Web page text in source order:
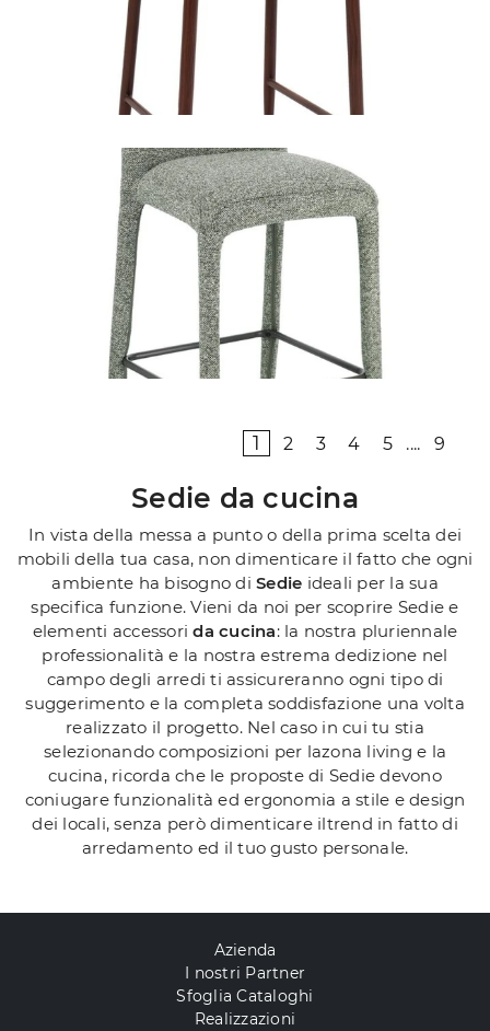
1 2 3 4 5 .... 9
Sedie da cucina
In vista della messa a punto o della prima scelta dei
mobili della tua casa, non dimenticare il fatto che ogni
ambiente ha bisogno di Sedie ideali per la sua
specifica funzione. Vieni da noi per scoprire Sedie e
elementi accessorida cucina: la nostra pluriennale
professionalità e la nostra estrema dedizione nel
campo degli arredi ti assicureranno ogni tipo di
suggerimento e la completa soddisfazione una volta
realizzato il progetto. Nel caso in cui tu stia
selezionando composizioni per lazona living e la
cucina, ricorda che le proposte di Sedie devono
coniugare funzionalità ed ergonomia a stile e design
dei locali, senza però dimenticare iltrend in fatto di
arredamento ed il tuo gusto personale.
Azienda
I nostri Partner
Sfoglia Cataloghi
Realizzazioni